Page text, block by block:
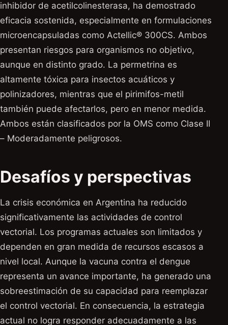
inhibidor de acetilcolinesterasa, ha demostrado
eficacia sostenida, especialmente en formulaciones
microencapsuladas como Actellic® 300CS. Ambos
presentan riesgos para organismos no objetivo,
aunque en distinto grado. La permetrina es
altamente tóxica para insectos acuáticos y
polinizadores, mientras que el pirimifos-metil
también puede afectarlos, pero en menor medida.
Ambos están clasificados por la OMS como Clase II
– Moderadamente peligrosos.
Desafíos y perspectivas
La crisis económica en Argentina ha reducido
significativamente las actividades de control
vectorial. Los programas actuales son limitados y
dependen en gran medida de recursos escasos a
nivel local. Aunque la vacuna contra el dengue
representa un avance importante, ha generado una
sobreestimación de su capacidad para reemplazar
el control vectorial. En consecuencia, la estrategia
actual no logra responder adecuadamente a las